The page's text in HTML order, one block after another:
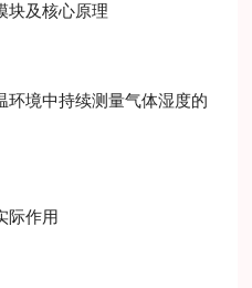
块及核心原理
环境中持续测量气体湿度的
际作用